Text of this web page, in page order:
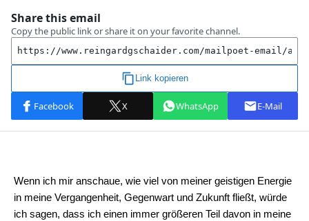
Wenn ich mir anschaue, wie viel von meiner geistigen Energie
in meine Vergangenheit, Gegenwart und Zukunft fließt, würde
ich sagen, dass ich einen immer größeren Teil davon in meine